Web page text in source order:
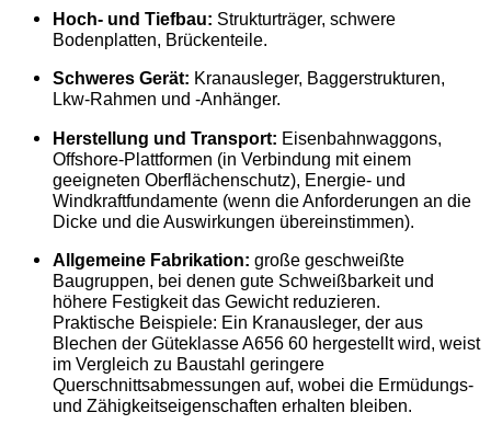
Hoch- und Tiefbau: Strukturträger, schwere
Bodenplatten, Brückenteile.
Schweres Gerät: Kranausleger, Baggerstrukturen,
Lkw-Rahmen und -Anhänger.
Herstellung und Transport: Eisenbahnwaggons,
Offshore-Plattformen (in Verbindung mit einem
geeigneten Oberflächenschutz), Energie- und
Windkraftfundamente (wenn die Anforderungen an die
Dicke und die Auswirkungen übereinstimmen).
Allgemeine Fabrikation: große geschweißte
Baugruppen, bei denen gute Schweißbarkeit und
höhere Festigkeit das Gewicht reduzieren.
Praktische Beispiele: Ein Kranausleger, der aus
Blechen der Güteklasse A656 60 hergestellt wird, weist
im Vergleich zu Baustahl geringere
Querschnittsabmessungen auf, wobei die Ermüdungs-
und Zähigkeitseigenschaften erhalten bleiben.